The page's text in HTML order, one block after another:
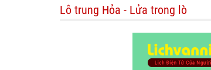
Lô trung Hỏa - Lửa trong lò